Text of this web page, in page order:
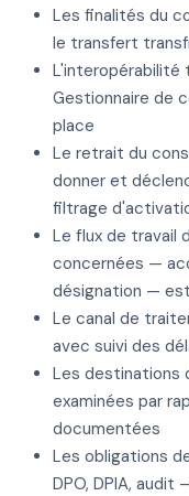
Les finalités du
le transfert
L'interopérabilité
Gestionnaire de
place
Le retrait du
donner et
filtrage
Le flux de travail
concernées —
désignation —
Le canal de
avec suivi des
Les destinations
examinées par
documentées
Les obligations
DPO, DPIA,